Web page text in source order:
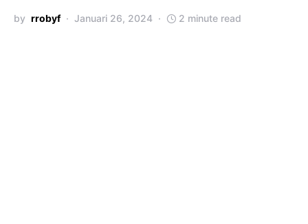
by rrobyf Januari 26, 2024 2 minute read